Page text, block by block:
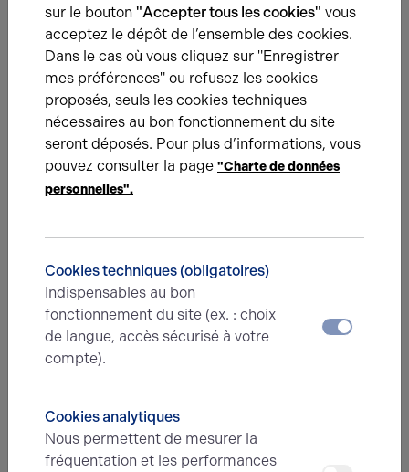
Nom*
Prénom*
E-mail*
Type d'offre
sur le bouton "Accepter tous les cookies" vous
acceptez le dépôt de l’ensemble des cookies.
Dans le cas où vous cliquez sur "Enregistrer
mes préférences" ou refusez les cookies
proposés, seuls les cookies techniques
nécessaires au bon fonctionnement du site
seront déposés. Pour plus d’informations, vous
pouvez consulter la page "Charte de données
personnelles".
Cookies techniques (obligatoires)
Indispensables au bon
fonctionnement du site (ex. : choix
de langue, accès sécurisé à votre
compte).
Cookies analytiques
Nous permettent de mesurer la
fréquentation et les performances